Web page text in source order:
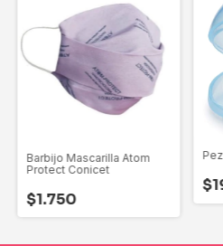
Barbijo Mascarilla Atom
Protect Conicet
$1.750